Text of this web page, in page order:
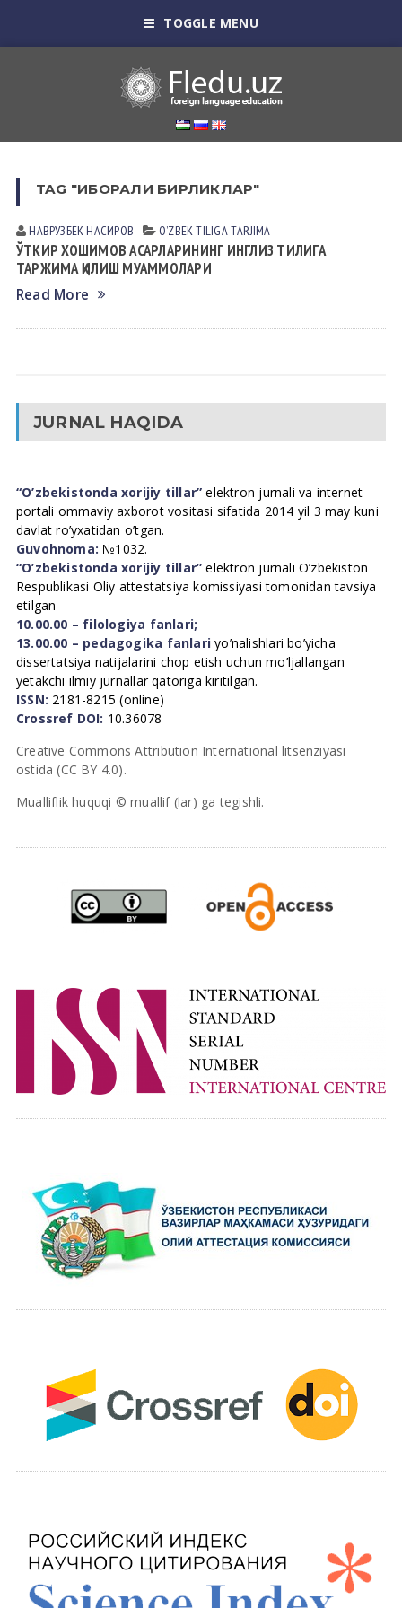
TOGGLE MENU
TAG "ИБОРАЛИ БИРЛИКЛАР"
НАВРУЗБЕК НАСИРОВ OʼZBEK TILIGА TАRJIMА
ЎТКИР ХОШИМОВ АСАРЛАРИНИНГ ИНГЛИЗ ТИЛИГА
ТАРЖИМА ҚИЛИШ МУАММОЛАРИ
Read More
JURNAL HAQIDA
“O’zbekistonda xorijiy tillar” elektron jurnali va internet
portali ommaviy axborot vositasi sifatida 2014 yil 3 may kuni
davlat ro’yxatidan o’tgan.
Guvohnoma: №1032.
“O’zbekistonda xorijiy tillar” elektron jurnali O’zbekiston
Respublikasi Oliy attestatsiya komissiyasi tomonidan tavsiya
etilgan
10.00.00 – filologiya fanlari;
13.00.00 – pedagogika fanlari yo’nalishlari bo’yicha
dissertatsiya natijalarini chop etish uchun mo’ljallangan
yetakchi ilmiy jurnallar qatoriga kiritilgan.
ISSN: 2181-8215 (online)
Crossref DOI: 10.36078
Creative Commons Attribution International litsenziyasi
ostida (CC BY 4.0).
Mualliflik huquqi © muallif (lar) ga tegishli.